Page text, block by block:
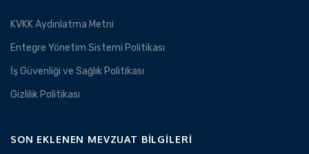
KVKK Aydınlatma Metni
Entegre Yönetim Sistemi Politikası
İş Güvenliği ve Sağlık Politikası
Gizlilik Politikası
SON EKLENEN MEVZUAT BILGILERI